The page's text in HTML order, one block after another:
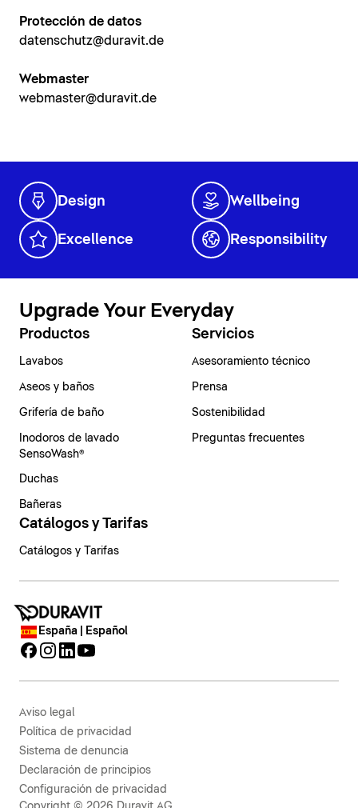
Protección de datos
datenschutz@duravit.de
Webmaster
webmaster@duravit.de
Design Wellbeing
Excellence Responsibility
Upgrade Your Everyday
Productos
Lavabos
Aseos y baños
Grifería de baño
Inodoros de lavado
SensoWash®
Duchas
Bañeras
Servicios
Asesoramiento técnico
Prensa
Sostenibilidad
Preguntas frecuentes
Catálogos y Tarifas
Catálogos y Tarifas
España | Español
Aviso legal
Política de privacidad
Sistema de denuncia
Declaración de principios
Configuración de privacidad